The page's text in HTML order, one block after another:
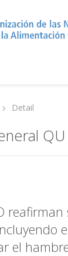
Detail
reafirman
el